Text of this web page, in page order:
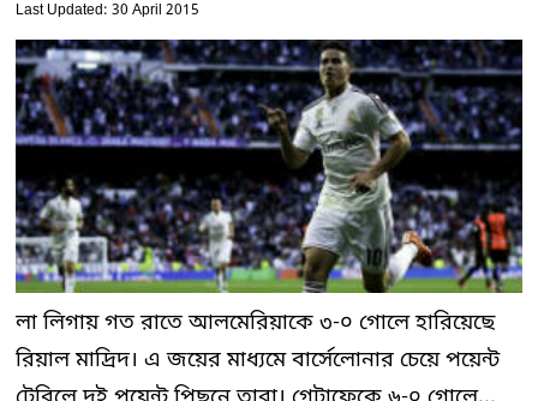
Last Updated: 30 April 2015
লা লিগায় গত রাতে আলমেরিয়াকে ৩-০ গোলে হারিয়েছে
রিয়াল মাদ্রিদ। এ জয়ের মাধ্যমে বার্সেলোনার চেয়ে পয়েন্ট